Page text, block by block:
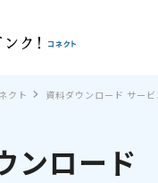
クト 資料ダウンロード サービ
ンロード